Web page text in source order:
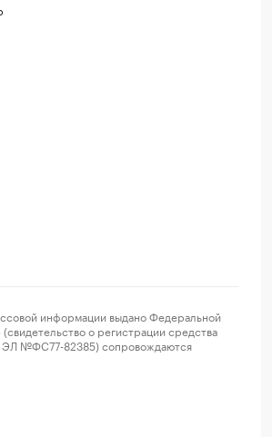
информации выдано Федеральной
о регистрации средства
ЭЛ №ФС77-82385) сопровождаются